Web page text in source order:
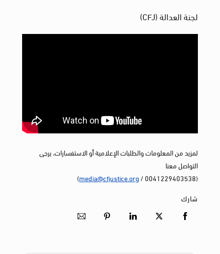
لجنة العدالة (CFJ)
لمزيد من المعلومات والطلبات الإعلامية أو الاستفسارات، يرجى
التواصل معنا
(0041229403538 /
media@cfjustice.org
)
شارك